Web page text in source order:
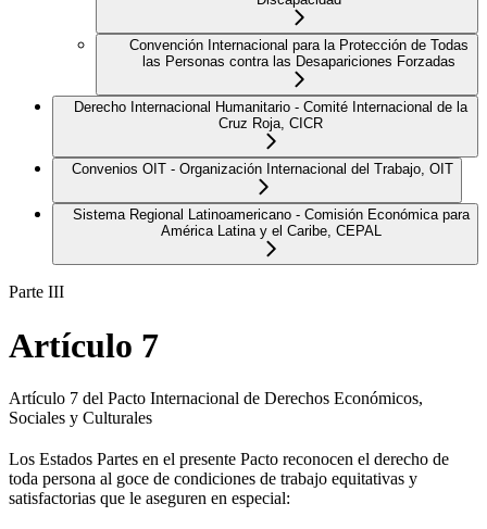
Convención Internacional para la Protección de Todas
las Personas contra las Desapariciones Forzadas
Derecho Internacional Humanitario - Comité Internacional de la
Cruz Roja, CICR
Convenios OIT - Organización Internacional del Trabajo, OIT
Sistema Regional Latinoamericano - Comisión Económica para
América Latina y el Caribe, CEPAL
Parte III
Artículo 7
Artículo 7 del Pacto Internacional de Derechos Económicos,
Sociales y Culturales
Los Estados Partes en el presente Pacto reconocen el derecho de
toda persona al goce de condiciones de trabajo equitativas y
satisfactorias que le aseguren en especial: